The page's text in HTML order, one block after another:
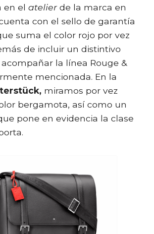
en el atelierde la marca en
con el sello de garantía
suma el color rojo por vez
de incluir un distintivo
la línea Rouge &
mencionada. En la
miramos por vez
bergamota, así como un
pone en evidencia la clase